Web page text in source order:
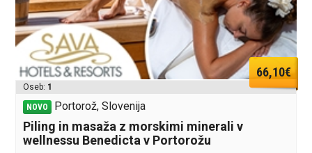
66,10€
Oseb: 1
NOVO Portorož, Slovenija
Piling in masaža z morskimi minerali v
wellnessu Benedicta v Portorožu